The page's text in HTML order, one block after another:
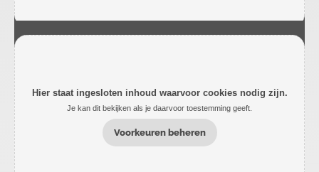
Hier staat ingesloten inhoud waarvoor cookies nodig zijn.
Je kan dit bekijken als je daarvoor toestemming geeft.
Voorkeuren beheren